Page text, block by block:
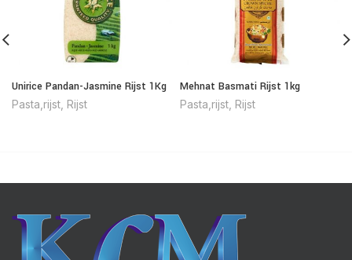
Unirice Pandan-Jasmine Rijst 1Kg
Pasta,rijst Rijst
Mehnat Basmati Rijst 1kg
Pasta,rijst Rijst